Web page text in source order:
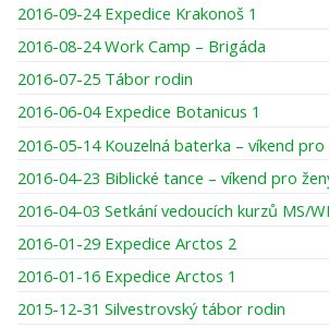
2016-09-24 Expedice Krakonoš 1
2016-08-24 Work Camp – Brigáda
2016-07-25 Tábor rodin
2016-06-04 Expedice Botanicus 1
2016-05-14 Kouzelná baterka – víkend
2016-04-23 Biblické tance – víkend pro
2016-04-03 Setkání vedoucích kurzů MS/
2016-01-29 Expedice Arctos 2
2016-01-16 Expedice Arctos 1
2015-12-31 Silvestrovský tábor rodin